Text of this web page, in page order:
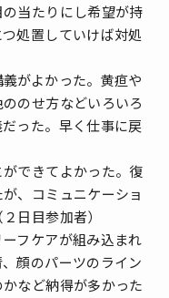
当たりにし希望が持
処置していけば対処
がよかった。黄疸や
のせ方などいろいろ
った。早く仕事に戻
できてよかった。復
、コミュニケーショ
日目参加者）
フケアが組み込まれ
顔のパーツのライン
など納得が多かった